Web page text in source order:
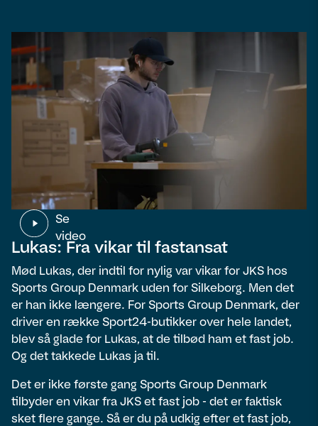
Se
video
Lukas: Fra vikar til fastansat
Mød Lukas, der indtil for nylig var vikar for JKS hos
Sports Group Denmark uden for Silkeborg. Men det
er han ikke længere. For Sports Group Denmark, der
driver en række Sport24-butikker over hele landet,
blev så glade for Lukas, at de tilbød ham et fast job.
Og det takkede Lukas ja til.
Det er ikke første gang Sports Group Denmark
tilbyder en vikar fra JKS et fast job - det er faktisk
sket flere gange. Så er du på udkig efter et fast job,